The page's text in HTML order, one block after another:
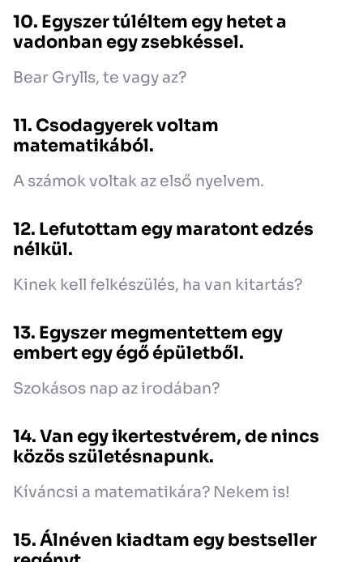
10. Egyszer túléltem egy hetet a
vadonban egy zsebkéssel.
Bear Grylls, te vagy az?
11. Csodagyerek voltam
matematikából.
A számok voltak az első nyelvem.
12. Lefutottam egy maratont edzés
nélkül.
Kinek kell felkészülés, ha van kitartás?
13. Egyszer megmentettem egy
embert egy égő épületből.
Szokásos nap az irodában?
14. Van egy ikertestvérem, de nincs
közös születésnapunk.
Kíváncsi a matematikára? Nekem is!
15. Álnéven kiadtam egy bestseller